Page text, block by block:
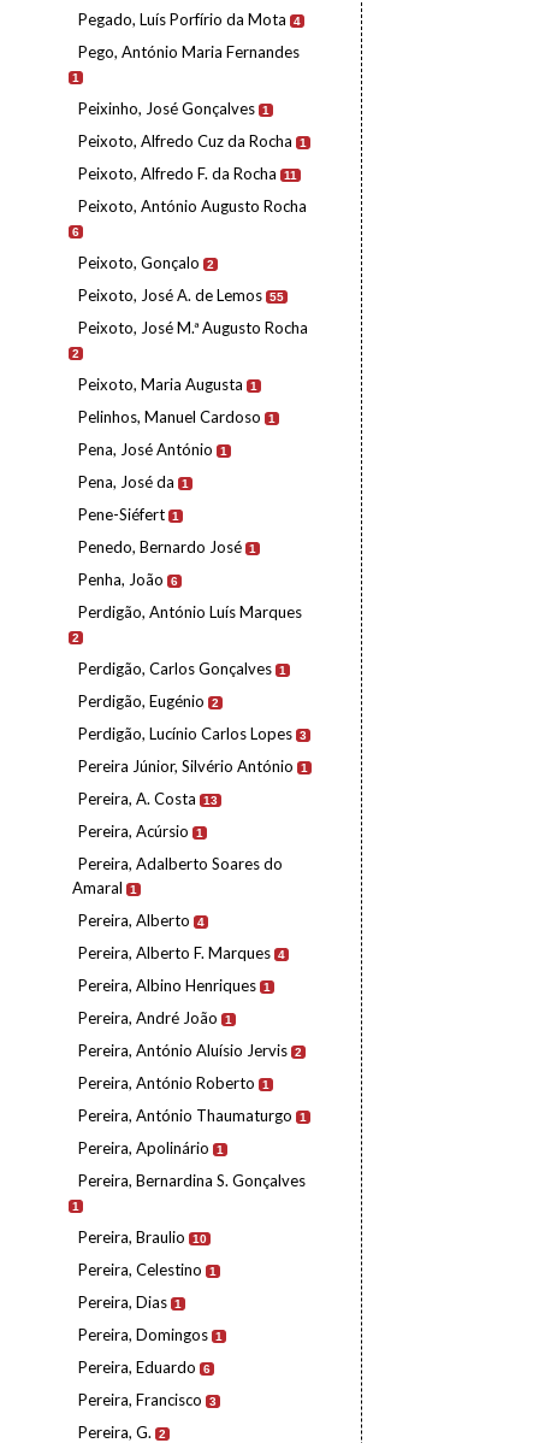
Pegado, Luís Porfírio da Mota 4
Pego, António Maria Fernandes
1
Peixinho, José Gonçalves 1
Peixoto, Alfredo Cuz da Rocha 1
Peixoto, Alfredo F. da Rocha 11
Peixoto, António Augusto Rocha
6
Peixoto, Gonçalo 2
Peixoto, José A. de Lemos 55
Peixoto, José M.ª Augusto Rocha
2
Peixoto, Maria Augusta 1
Pelinhos, Manuel Cardoso 1
Pena, José António 1
Pena, José da 1
Pene-Siéfert 1
Penedo, Bernardo José 1
Penha, João 6
Perdigão, António Luís Marques
2
Perdigão, Carlos Gonçalves 1
Perdigão, Eugénio 2
Perdigão, Lucínio Carlos Lopes 3
Pereira Júnior, Silvério António 1
Pereira, A. Costa 13
Pereira, Acúrsio 1
Pereira, Adalberto Soares do
Amaral
1
Pereira, Alberto 4
Pereira, Alberto F. Marques 4
Pereira, Albino Henriques 1
Pereira, André João 1
Pereira, António Aluísio Jervis 2
Pereira, António Roberto 1
Pereira, António Thaumaturgo 1
Pereira, Apolinário 1
Pereira, Bernardina S. Gonçalves
1
Pereira, Braulio 10
Pereira, Celestino 1
Pereira, Dias 1
Pereira, Domingos 1
Pereira, Eduardo 6
Pereira, Francisco 3
Pereira, G. 2